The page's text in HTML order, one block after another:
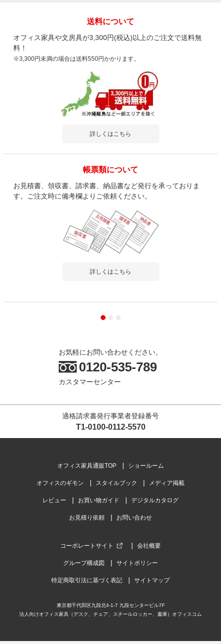
送料について
オフィス家具や文房具が3,300円(税込)以上のご注文で送料無
料！
※3,300円未満の場合は送料550円かかります。
詳しくはこちら
帳票類について
お見積書、領収書、請求書、納品書など発行を承っておりま
す。ご注文時に備考欄よりご依頼ください。
詳しくはこちら
お気軽にお問い合わせください。
0120-535-789
カスタマーセンター
適格請求書発行事業者登録番号
T1-0100-0112-5570
オフィス家具通販TOP ショールーム
オフィスのギモン スタイルブック メディア掲載
レビュー お買い物ガイド デジタルカタログ
お見積り依頼 お問い合わせ
コーポレートサイト 会社概要
グループ構成図 サイトポリシー
特定商取引法に基づく表記 サイトマップ
東京都千代田区九段北4-1-7 九段センタービル7F
法人向けオフィス家具（デスク、チェア、スチールロッカー、書庫）オフィスコム